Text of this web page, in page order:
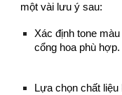
một vài lưu ý sau:
Xác định tone
cổng hoa phù hợp.
Lựa chọn chất